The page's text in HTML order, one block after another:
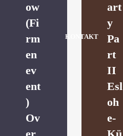
KONTAKT
ow
(Fi
rm
en
ev
ent
)
Ov
art
y
Pa
rt
II
Esl
oh
e-